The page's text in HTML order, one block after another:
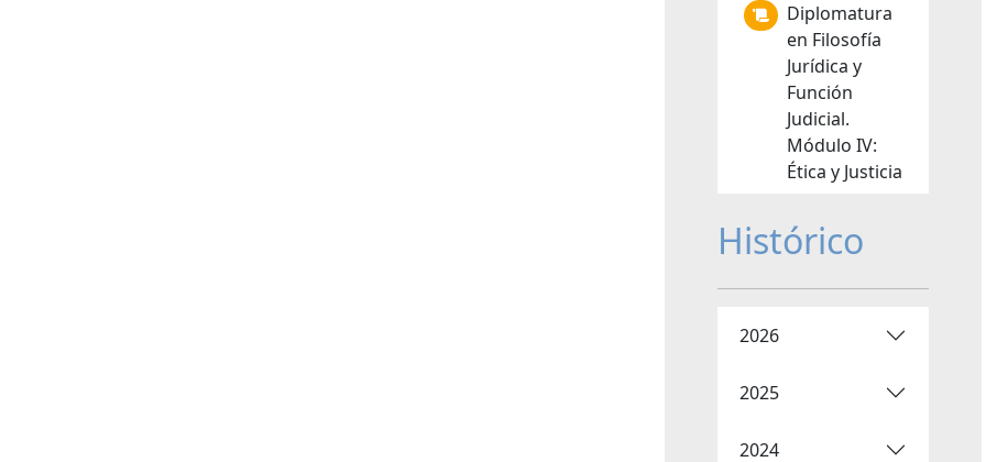
Diplomatura
en Filosofía
Jurídica y
Función
Judicial.
Módulo IV:
Ética y Justicia
Histórico
2026
2025
2024